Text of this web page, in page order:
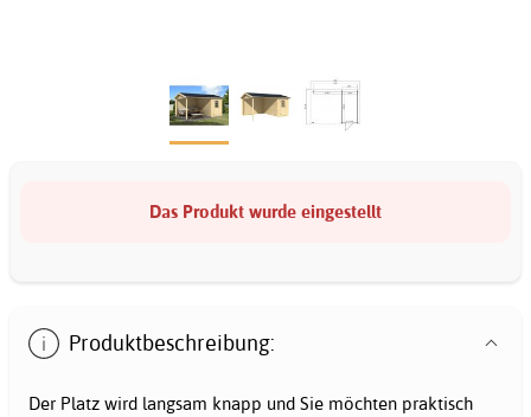
Das Produkt wurde eingestellt
Produktbeschreibung:
Der Platz wird langsam knapp und Sie möchten praktisch